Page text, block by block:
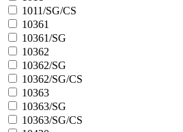
1011/SG/CS
10361
10361/SG
10362
10362/SG
10362/SG/CS
10363
10363/SG
10363/SG/CS